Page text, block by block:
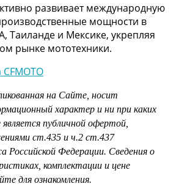
развивает международную
мощности в
Таиланде и Мексике, укрепляя
рынке мототехники.
на Сайте, носит
характер и ни при каких
публичной офертой,
ст.435 и ч.2 ст.437
Российской Федерации. Сведения о
комплектации и цене
для ознакомления.